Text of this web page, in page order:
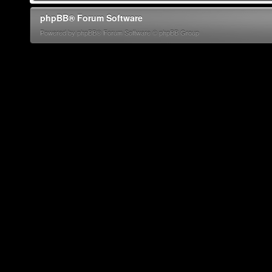
phpBB® Forum Software
Powered by phpBB® Forum Software © phpBB Group